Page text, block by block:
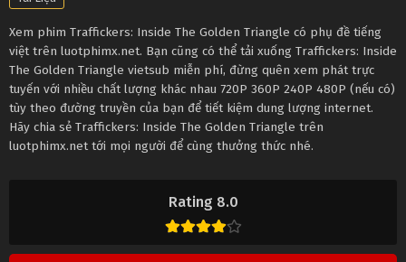
Rating 8.0
Xem phim Traffickers: Inside The Golden Triangle có phụ đề tiếng
việt trên luotphimx.net. Bạn cũng có thể tải xuống Traffickers: Inside
The Golden Triangle vietsub miễn phí, đừng quên xem phát trực
tuyến với nhiều chất lượng khác nhau 720P 360P 240P 480P (nếu có)
tùy theo đường truyền của bạn để tiết kiệm dung lượng internet.
Hãy chia sẻ Traffickers: Inside The Golden Triangle trên
luotphimx.net tới mọi người để cùng thưởng thức nhé.